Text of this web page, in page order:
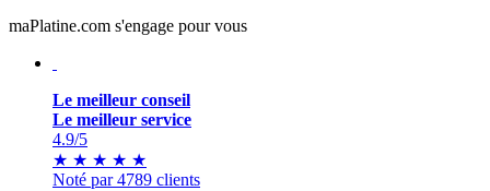
maPlatine.com s'engage pour vous
Le meilleur conseil
Le meilleur service
4.9/5
★ ★ ★ ★ ★
Noté par 4789 clients